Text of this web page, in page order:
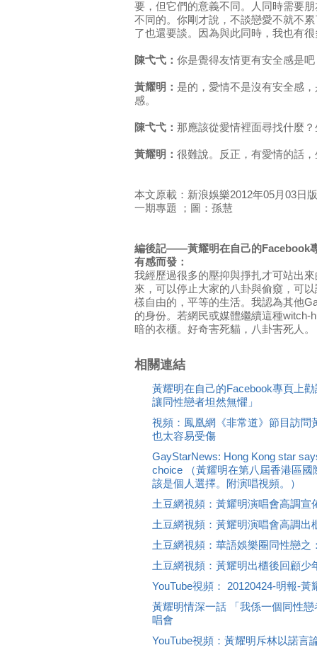
要，但它們的意義不同。人同時需要
不同的。你剛才說，不談戀愛不就不
了也還要談。因為與此同時，我也有
陳弋弋： 你是覺得友情更有安全感是吧
黃耀明： 是的，愛情不是沒有安全感
感。
陳弋弋： 那應該從愛情裡面尋找什麼
黃耀明： 很難說。反正，有愛情的話
本文原載：新浪娛樂2012年05月03
一期專題 ；圖：孫慧
編後記——黃耀明在自己的Facebook
有感而發：
我經歷過很多的壓抑與掙扎才可站出
來，可以停止大家的八卦與偷窺，可
樣自由的，平等的生活。我認為其他
的身份。若網民或媒體繼續這種witch-
暗的衣櫃。好奇害死貓，八卦害死人。
相關連結
黃耀明在自己的Facebook專頁上
讓同性戀者坦然無懼」
視頻：鳳凰網《非常道》節目訪問
也太容易受傷
GayStarNews: Hong Kong star
choice （黃耀明在第八屆香港區
該是個人選擇。附演唱視頻。）
土豆網視頻：黃耀明演唱會高調宣
土豆網視頻：黃耀明演唱會高調出
土豆網視頻：華語娛樂圈同性戀之
土豆網視頻：黃耀明出櫃後回顧少
YouTube視頻： 20120424-明報-黃
黃耀明情深一話 「我係一個同性
唱會
YouTube視頻：黃耀明斥林以諾言